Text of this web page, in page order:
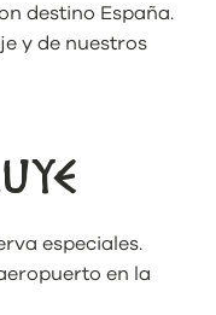
destino España.
y de nuestros
especiales.
en la